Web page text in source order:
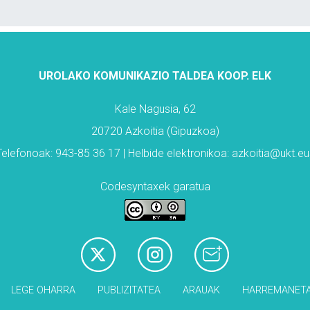
UROLAKO KOMUNIKAZIO TALDEA KOOP. ELK
Kale Nagusia, 62
20720 Azkoitia (Gipuzkoa)
943-85 36 17 | Helbide elektronikoa:
Codesyntaxek garatua
LEGE OHARRA PUBLIZITATEA ARAUAK